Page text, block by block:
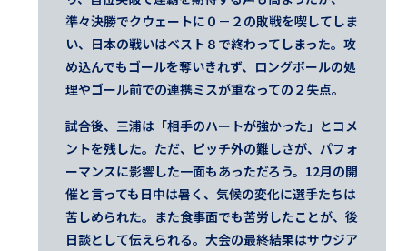
準々決勝でクウェートに０－２の敗戦を喫してしま
い、日本の戦いはベスト８で終わってしまった。攻
め込んでもゴールを奪いきれず、ロングボールの処
理やゴール前での連携ミスが重なっての２失点。
試合後、三浦は「相手のハートが強かった」とコメ
ントを残した。ただ、ピッチ外の難しさが、パフォ
ーマンスに影響した一面もあっただろう。12月の開
催と言っても日中は暑く、気候の変化に選手たちは
苦しめられた。また食事面でも苦労したことが、後
日談として伝えられる。大会の最終結果はサウジア